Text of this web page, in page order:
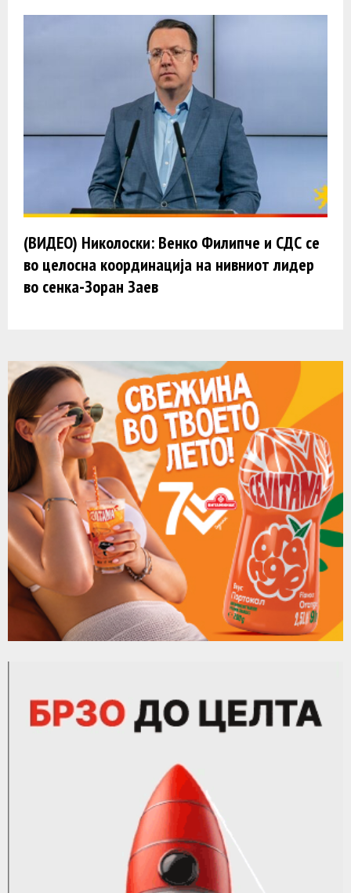
(ВИДЕО) Николоски: Венко Филипче и СДС се
во целосна координација на нивниот лидер
во сенка-Зоран Заев